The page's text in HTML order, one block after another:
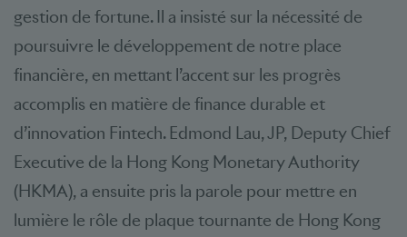
gestion de fortune. Il a insisté sur la nécessité de
poursuivre le développement de notre place
financière, en mettant l’accent sur les progrès
accomplis en matière de finance durable et
d’innovation Fintech. Edmond Lau, JP, Deputy Chief
Executive de la Hong Kong Monetary Authority
(HKMA), a ensuite pris la parole pour mettre en
lumière le rôle de plaque tournante de Hong Kong